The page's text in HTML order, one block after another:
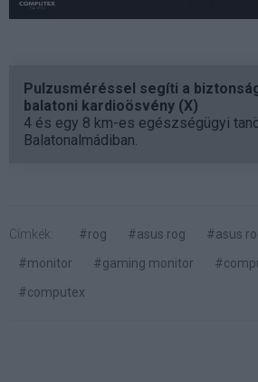
Pulzusméréssel segíti a
balatoni kardioösvény (X)
4 és egy 8 km-es egészségügyi
Balatonalmádiban.
Címkék: #rog #asus rog
#asus
#monitor
#gaming monitor
#computex